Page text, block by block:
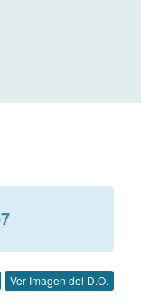
Ver Imagen del D.O.